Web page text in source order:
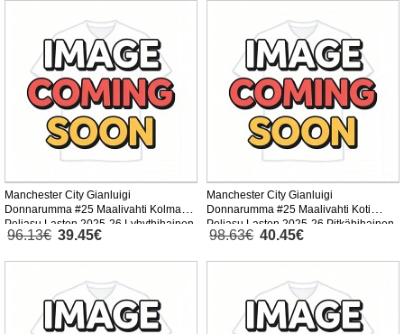
Manchester City Gianluigi
Donnarumma #25 Maalivahti Kolmas
Peliasu Lasten 2025-26 Lyhythihainen
(+ Lyhyet housut)
96.13€ 39.45€
Manchester City Gianluigi
Donnarumma #25 Maalivahti Koti
Peliasu Lasten 2025-26 Pitkähihainen
(+ Lyhyet housut)
98.63€ 40.45€